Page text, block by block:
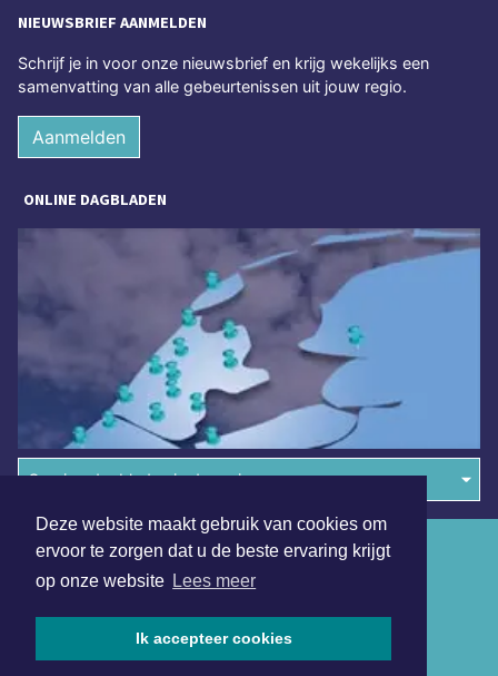
Deze website maakt gebruik van cookies om
ervoor te zorgen dat u de beste ervaring krijgt
op onze website Lees meer
Ik accepteer cookies
NIEUWSBRIEF AANMELDEN
Schrijf je in voor onze nieuwsbrief en krijg wekelijks een
samenvatting van alle gebeurtenissen uit jouw regio.
Aanmelden
ONLINE DAGBLADEN
Overige dagbladen in de regio
Algemene voorwaarden
Disclaimer